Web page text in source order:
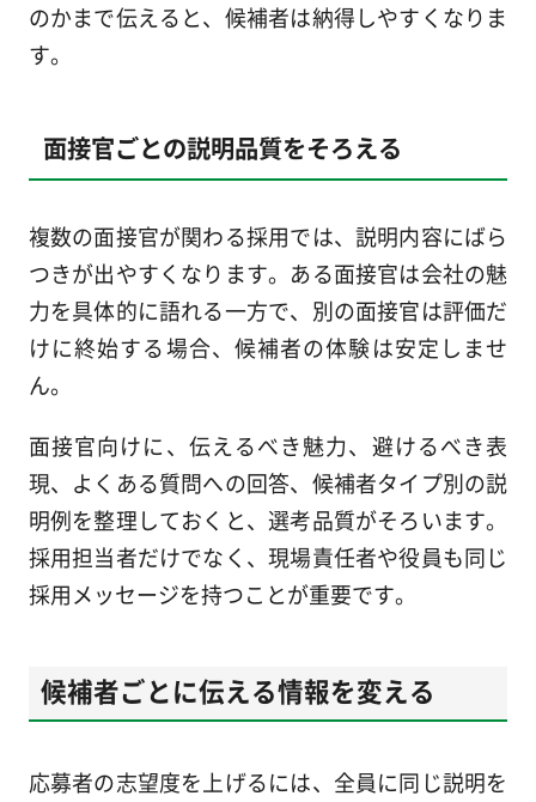
のかまで伝えると、候補者は納得しやすくなりま
す。
面接官ごとの説明品質をそろえる
複数の面接官が関わる採用では、説明内容にばら
つきが出やすくなります。ある面接官は会社の魅
力を具体的に語れる一方で、別の面接官は評価だ
けに終始する場合、候補者の体験は安定しませ
ん。
面接官向けに、伝えるべき魅力、避けるべき表
現、よくある質問への回答、候補者タイプ別の説
明例を整理しておくと、選考品質がそろいます。
採用担当者だけでなく、現場責任者や役員も同じ
採用メッセージを持つことが重要です。
候補者ごとに伝える情報を変える
応募者の志望度を上げるには、全員に同じ説明を